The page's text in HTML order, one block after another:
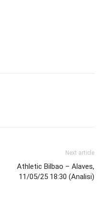
Next article
Athletic Bilbao – Alaves,
11/05/25 18:30 (Analisi)